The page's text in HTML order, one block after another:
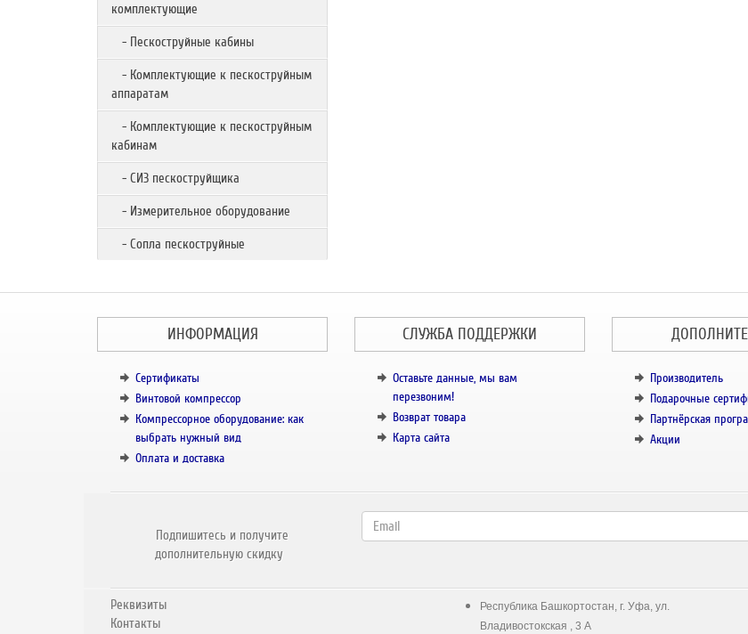
комплектующие
- Пескоструйные кабины
- Комплектующие к пескоструйным
аппаратам
- Комплектующие к пескоструйным
кабинам
- СИЗ пескоструйщика
- Измерительное оборудование
- Сопла пескоструйные
ИНФОРМАЦИЯ
Сертификаты
Винтовой компрессор
Компрессорное оборудование: как
выбрать нужный вид
Оплата и доставка
СЛУЖБА ПОДДЕРЖКИ
Оставьте данные, мы вам
перезвоним!
Возврат товара
Карта сайта
Производитель
Подарочные
Партнёрская
Акции
Подпишитесь и получите
дополнительную скидку
Реквизиты
Контакты
Республика Башкортостан, г. Уфа, ул.
Владивостокская , 3 А